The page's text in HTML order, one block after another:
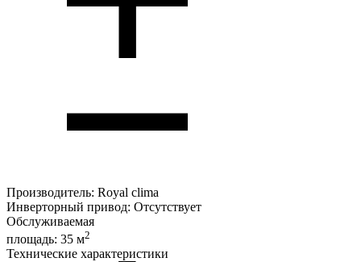
Производитель: Royal clima
Инверторный привод: Отсутствует
Обслуживаемая
площадь: 35 м2
Технические характеристики